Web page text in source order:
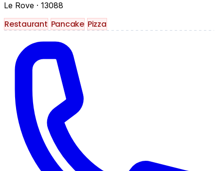
Le Rove · 13088
Restaurant Pancake Pizza